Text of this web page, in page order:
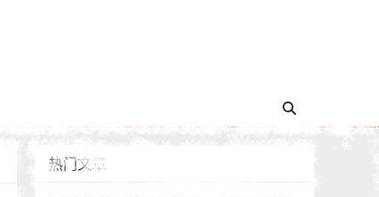
热门文章